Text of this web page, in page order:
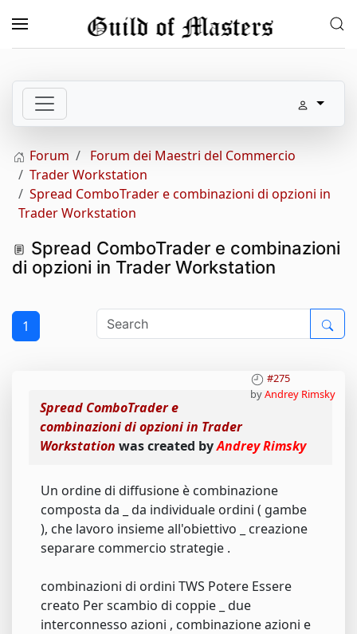
Skip to main content
Forum
Forum dei Maestri del Commercio
Trader Workstation
Spread ComboTrader e combinazioni di opzioni in
Trader Workstation
Spread ComboTrader e combinazioni
di opzioni in Trader Workstation
1
#275
byAndrey Rimsky
Spread ComboTrader e
combinazioni di opzioni in Trader
Workstation was created byAndrey Rimsky
Un ordine di diffusione è combinazione
composta da _ da individuale ordini ( gambe
), che lavoro insieme all'obiettivo _ creazione
separare commercio strategie .
combinazioni di ordini TWS Potere Essere
creato Per scambio di coppie _ due
interconnesso azioni , combinazione azioni e